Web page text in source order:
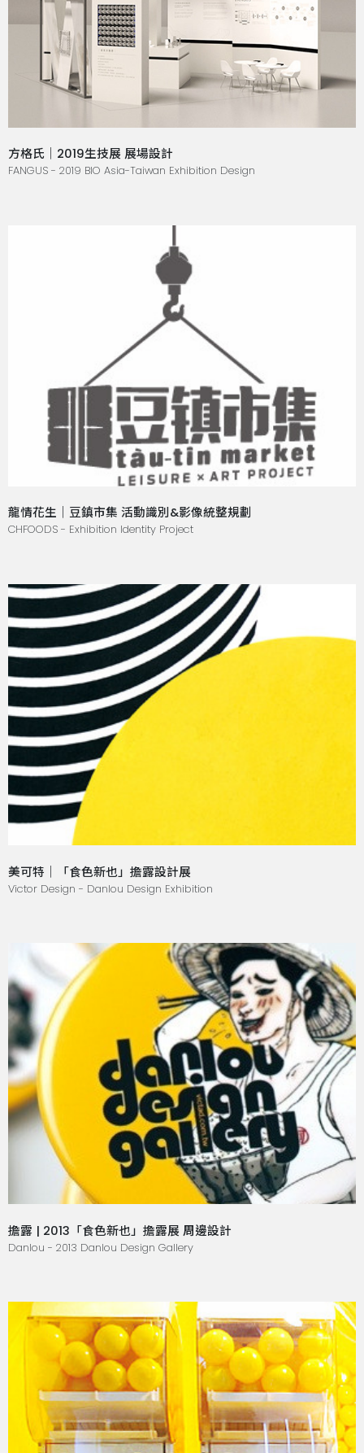
方格氏｜2019生技展 展場設計
FANGUS - 2019 BIO Asia-Taiwan Exhibition Design
龍情花生｜豆鎮市集 活動識別&影像統整規劃
CHFOODS - Exhibition Identity Project
美可特｜「食色新也」擔露設計展
Victor Design - Danlou Design Exhibition
擔露 | 2013「食色新也」擔露展 周邊設計
Danlou - 2013 Danlou Design Gallery